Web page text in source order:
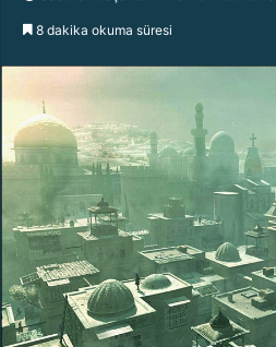
i
o
a
g
ö
n
8 dakika okuma süresi